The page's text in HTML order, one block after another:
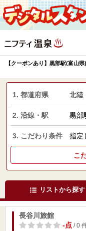
【クーポンあり】黒部駅(富山
1. 都道府県 北陸
2. 沿線・駅 黒部
3. こだわり条件 指定
こ
リストから探す
長谷川旅館
-点/ 0